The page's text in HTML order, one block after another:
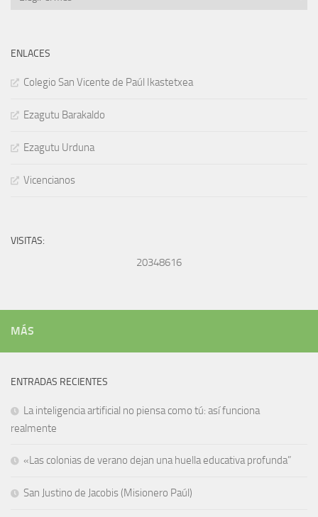
ENLACES
Colegio San Vicente de Paúl Ikastetxea
Ezagutu Barakaldo
Ezagutu Urduna
Vicencianos
VISITAS:
20348616
MÁS
ENTRADAS RECIENTES
La inteligencia artificial no piensa como tú: así funciona
realmente
«Las colonias de verano dejan una huella educativa profunda”
San Justino de Jacobis (Misionero Paúl)